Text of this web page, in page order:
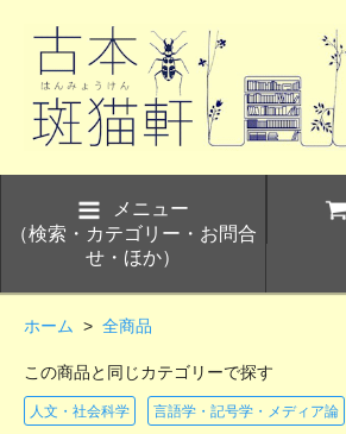
メニュー
（検索・カテゴリー・お問合
せ・ほか）
ホーム > 全商品
この商品と同じカテゴリーで探す
人文・社会科学 言語学・記号学・メディア論